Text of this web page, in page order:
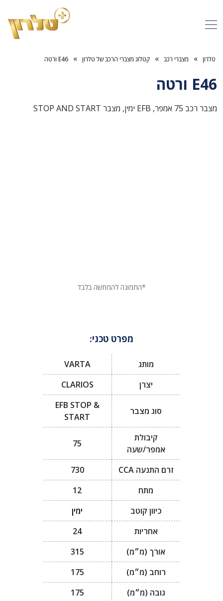
טלרון » מצברי רכב » קטלוג מצברי הרכב של טלרון » E46 ורטה
E46 ורטה
מצבר רכב 75 אמפר, EFB ימין, מצבר STOP AND START
*התמונה להמחשה בלבד
מפרט טכני:
מותג
VARTA
יצרן
CLARIOS
סוג מצבר
EFB STOP &
START
קיבולת
אמפר/שעה
75
זרם התנעה CCA
730
מתח
12
כיוון קוטב
ימין
אחריות
24
אורך (מ״מ)
315
רוחב (מ״מ)
175
גובה (מ״מ)
175